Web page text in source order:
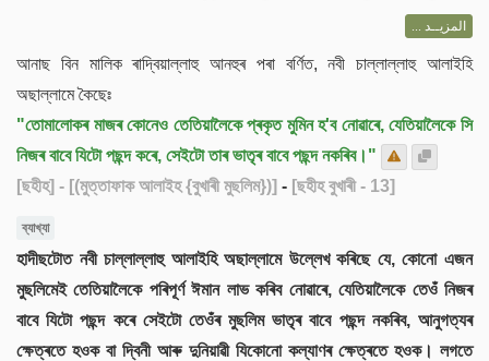
المزيــد ...
আনাছ বিন মালিক ৰাদ্বিয়াল্লাহু আনহুৰ পৰা বৰ্ণিত, নবী চাল্লাল্লাহু আলাইহি
অছাল্লামে কৈছেঃ
"তোমালোকৰ মাজৰ কোনেও তেতিয়ালৈকে প্ৰকৃত মুমিন হ'ব নোৱাৰে, যেতিয়ালৈকে সি
নিজৰ বাবে যিটো পছন্দ কৰে, সেইটো তাৰ ভাতৃৰ বাবে পছন্দ নকৰিব।"
[ছহীহ] - [(মুত্তাফাক আলাইহ {বুখাৰী মুছলিম})] - [ছহীহ বুখাৰী - 13]
ব্যাখ্যা
হাদীছটোত নবী চাল্লাল্লাহু আলাইহি অছাল্লামে উল্লেখ কৰিছে যে, কোনো এজন
মুছলিমেই তেতিয়ালৈকে পৰিপূৰ্ণ ঈমান লাভ কৰিব নোৱাৰে, যেতিয়ালৈকে তেওঁ নিজৰ
বাবে যিটো পছন্দ কৰে সেইটো তেওঁৰ মুছলিম ভাতৃৰ বাবে পছন্দ নকৰিব, আনুগত্যৰ
ক্ষেত্ৰতে হওক বা দ্বিনী আৰু দুনিয়াৱী যিকোনো কল্যাণৰ ক্ষেত্ৰতে হওক। লগতে